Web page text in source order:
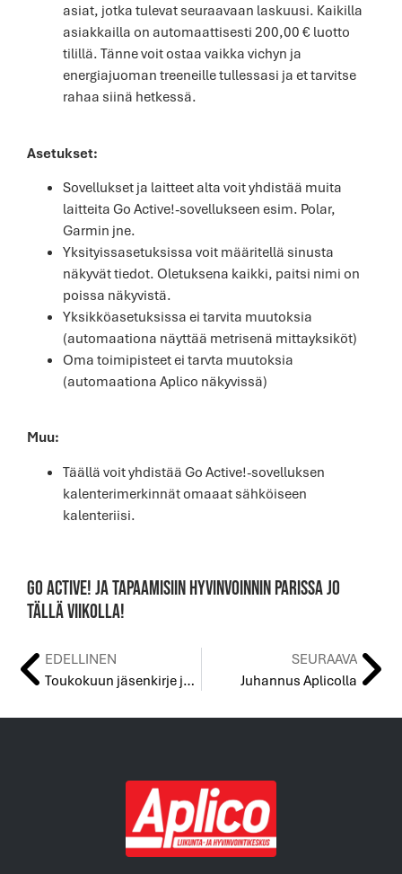
asiat, jotka tulevat seuraavaan laskuusi. Kaikilla
asiakkailla on automaattisesti 200,00 € luotto
tilillä. Tänne voit ostaa vaikka vichyn ja
energiajuoman treeneille tullessasi ja et tarvitse
rahaa siinä hetkessä.
Asetukset:
Sovellukset ja laitteet alta voit yhdistää muita
laitteita Go Active!-sovellukseen esim. Polar,
Garmin jne.
Yksityissasetuksissa voit määritellä sinusta
näkyvät tiedot. Oletuksena kaikki, paitsi nimi on
poissa näkyvistä.
Yksikköasetuksissa ei tarvita muutoksia
(automaationa näyttää metrisenä mittayksiköt)
Oma toimipisteet ei tarvta muutoksia
(automaationa Aplico näkyvissä)
Muu:
Täällä voit yhdistää Go Active!-sovelluksen
kalenterimerkinnät omaaat sähköiseen
kalenteriisi.
GO ACTIVE! ja tapaamisiin hyvinvoinnin parissa jo
tällä viikolla!
EDELLINEN
Toukokuun jäsenkirje ja jäsenetuja 5/2026
SEURAAVA
Juhannus Aplicolla